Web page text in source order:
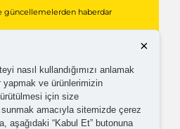
güncellemelerden haberdar
kabul ediyorum.
yönelikaydınlatma ve
'ni okudum, onaylıyorum.
×
nasıl kullandığımızı anlamak
ve ürünlerimizin
için size
amacıyla sitemizde çerez
aşağıdaki “Kabul Et” butonuna